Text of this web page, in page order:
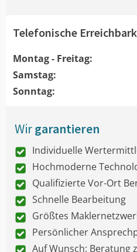
Telefonische
Montag - Freitag:
Samstag:
Sonntag:
Wirgarantieren
Individuelle
Hochmoderne
Qualifizierte Vor-Ort
Schnelle Bearbeitung
Größtes
Persönlicher
Auf Wunsch: Beratung